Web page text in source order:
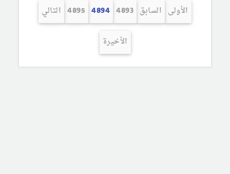
الأولى السابق 4893
4894
4895 التالي
الأخيرة